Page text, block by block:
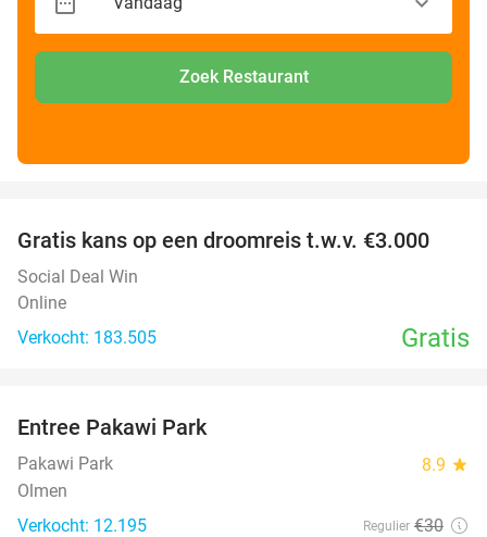
Zoek Restaurant
Gratis kans op een droomreis t.w.v. €3.000
Social Deal Win
Online
Verkocht: 183.505
Gratis
Entree Pakawi Park
Pakawi Park 8.9 star
Olmen
Verkocht: 12.195
Regulier €30